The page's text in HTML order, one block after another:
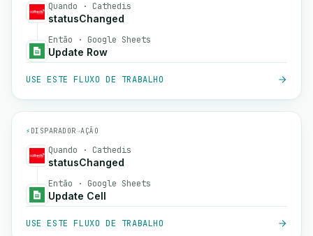
Quando · Cathedis
statusChanged
Então · Google Sheets
Update Row
USE ESTE FLUXO DE TRABALHO
⚡ DISPARADOR→AÇÃO
Quando · Cathedis
statusChanged
Então · Google Sheets
Update Cell
USE ESTE FLUXO DE TRABALHO